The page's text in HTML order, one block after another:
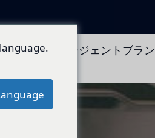
ジェネラルエージェントブラン